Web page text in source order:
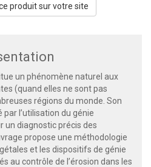
produit sur votre site
un phénomène naturel aux
(quand elles ne sont pas
régions du monde. Son
l’utilisation du génie
un diagnostic précis des
propose une méthodologie
et les dispositifs de génie
au contrôle de l’érosion dans les